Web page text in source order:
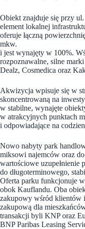
Obiekt znajduje się przy
element lokalnej
oferuje łączną
mkw.
i jest wynajęty w 100%.
rozpoznawalne, silne
Dealz, Cosmedica oraz
Akwizycja wpisuje się w
skoncentrowaną na
w stabilne, wynajęte
w atrakcyjnych punktach
i odpowiadające na
Nowo nabyty park
miksowi najemców oraz
wartościowe uzupełnienie
do długoterminowego,
Oferta parku funkcjonuje w
obok Kauflandu. Oba
zakupowy wśród klientów
zakupową dla
transakcji byli KNP oraz
BNP Paribas Leasing